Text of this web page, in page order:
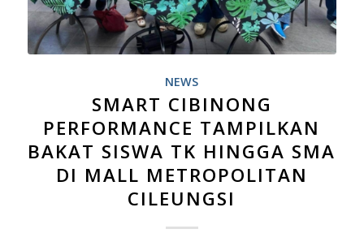
NEWS
SMART CIBINONG
PERFORMANCE TAMPILKAN
BAKAT SISWA TK HINGGA SMA
DI MALL METROPOLITAN
CILEUNGSI